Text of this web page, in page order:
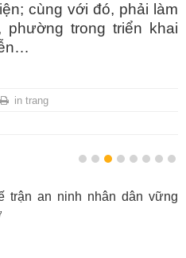
cùng với đó, phải làm
phường trong triển khai
in trang
trận an ninh nhân dân vững